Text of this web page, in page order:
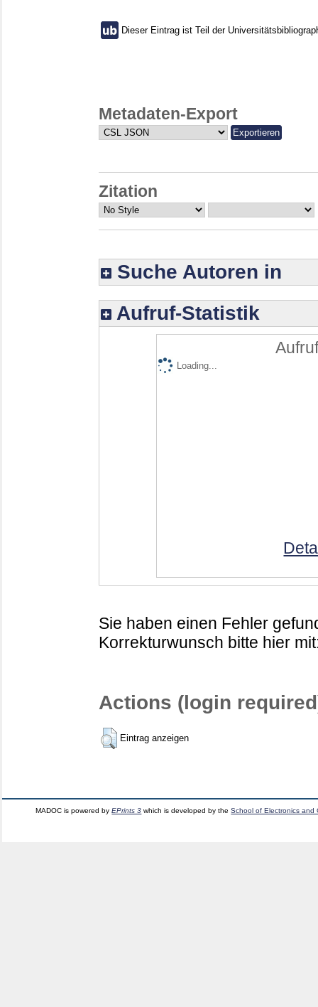
Dieser Eintrag ist Teil der
Metadaten-Export
Zitation
Suche Autoren in
Aufruf-Statistik
Loading...
Sie haben einen Fehler
Korrekturwunsch bitte hier
Actions (login
Eintrag anzeigen
MADOC is powered byEPrints 3 which is developed by theSchool of Electronics and